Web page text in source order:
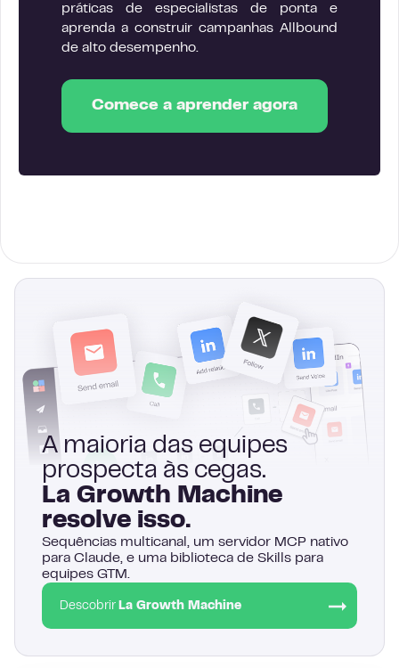
práticas de especialistas de ponta e
aprenda a construir campanhas Allbound
de alto desempenho.
Comece a aprender agora
A maioria das equipes
prospecta às cegas.
La Growth Machine
resolve isso.
Sequências multicanal, um servidor MCP nativo
para Claude, e uma biblioteca de Skills para
equipes GTM.
Descobrir La Growth Machine